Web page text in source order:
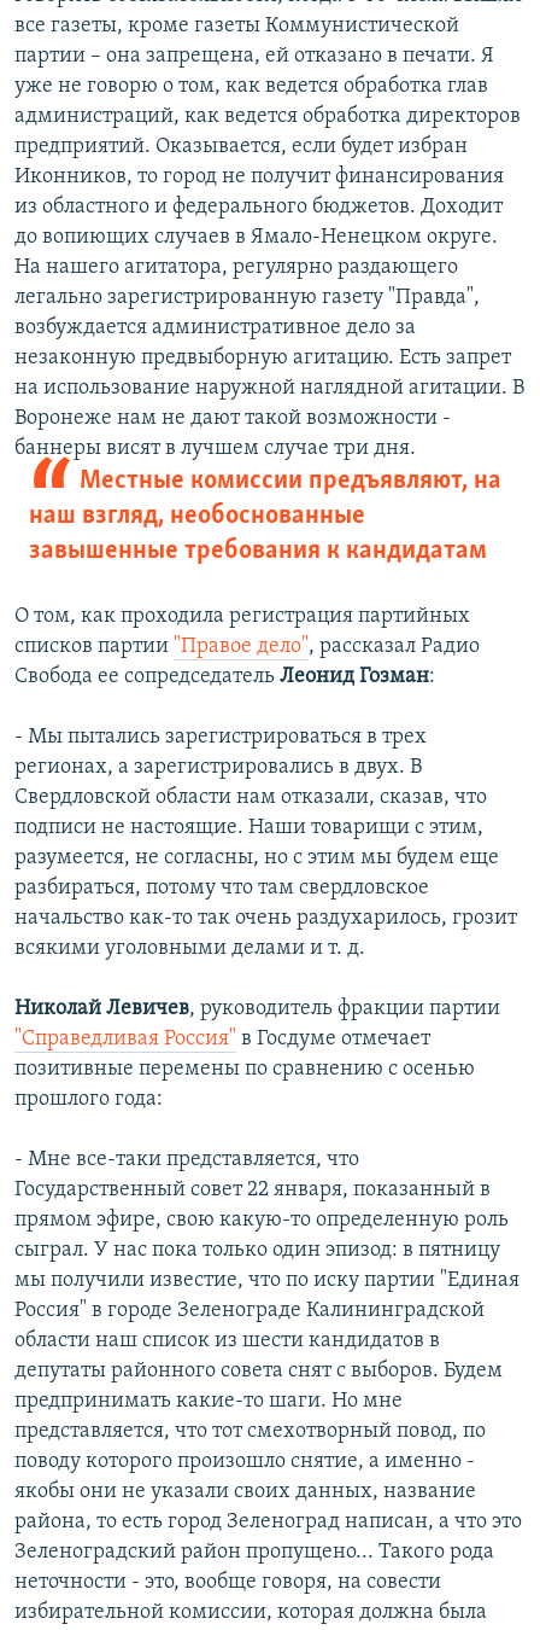
все газеты, кроме газеты Коммунистической
партии – она запрещена, ей отказано в печати. Я
уже не говорю о том, как ведется обработка глав
администраций, как ведется обработка директоров
предприятий. Оказывается, если будет избран
Иконников, то город не получит финансирования
из областного и федерального бюджетов. Доходит
до вопиющих случаев в Ямало-Ненецком округе.
На нашего агитатора, регулярно раздающего
легально зарегистрированную газету "Правда",
возбуждается административное дело за
незаконную предвыборную агитацию. Есть запрет
на использование наружной наглядной агитации. В
Воронеже нам не дают такой возможности -
баннеры висят в лучшем случае три дня.
Местные комиссии предъявляют, на
наш взгляд, необоснованные
завышенные требования к кандидатам
О том, как проходила регистрация партийных
списков партии "Правое дело", рассказал Радио
Свобода ее сопредседатель Леонид Гозман:
- Мы пытались зарегистрироваться в трех
регионах, а зарегистрировались в двух. В
Свердловской области нам отказали, сказав, что
подписи не настоящие. Наши товарищи с этим,
разумеется, не согласны, но с этим мы будем еще
разбираться, потому что там свердловское
начальство как-то так очень раздухарилось, грозит
всякими уголовными делами и т. д.
Николай Левичев, руководитель фракции партии
"Справедливая Россия" в Госдуме отмечает
позитивные перемены по сравнению с осенью
прошлого года:
- Мне все-таки представляется, что
Государственный совет 22 января, показанный в
прямом эфире, свою какую-то определенную роль
сыграл. У нас пока только один эпизод: в пятницу
мы получили известие, что по иску партии "Единая
Россия" в городе Зеленограде Калининградской
области наш список из шести кандидатов в
депутаты районного совета снят с выборов. Будем
предпринимать какие-то шаги. Но мне
представляется, что тот смехотворный повод, по
поводу которого произошло снятие, а именно -
якобы они не указали своих данных, название
района, то есть город Зеленоград написан, а что это
Зеленоградский район пропущено... Такого рода
неточности - это, вообще говоря, на совести
избирательной комиссии, которая должна была